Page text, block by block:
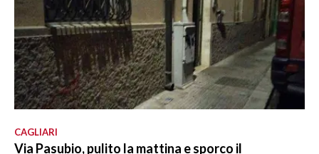
CAGLIARI
Via Pasubio, pulito la mattina e sporco il